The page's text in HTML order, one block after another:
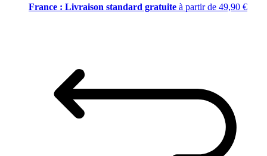
France : Livraison standard gratuite à partir de 49,90 €